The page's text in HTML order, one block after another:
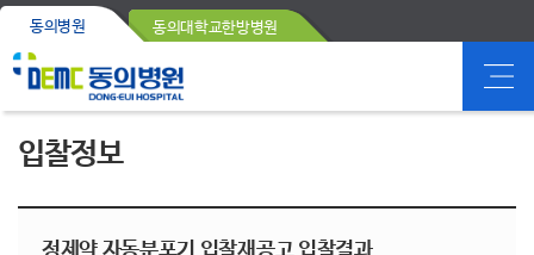
동의병원 동의대학교한방병원
입찰정보
정제약 자동분포기 입찰재공고 입찰결과